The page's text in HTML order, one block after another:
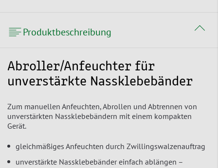
Produktbeschreibung
Abroller/Anfeuchter für
unverstärkte Nassklebebänder
Zum manuellen Anfeuchten, Abrollen und Abtrennen von
unverstärkten Nassklebebändern mit einem kompakten
Gerät.
gleichmäßiges Anfeuchten durch Zwillingswalzenauftrag
unverstärkte Nassklebebänder einfach ablängen –